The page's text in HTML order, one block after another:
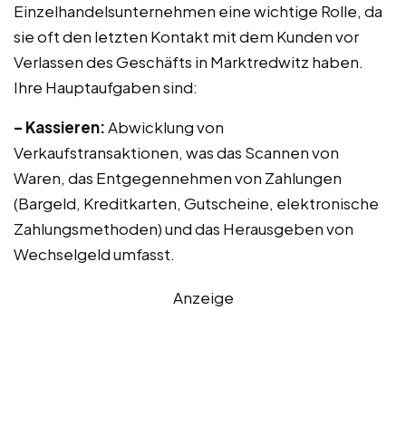
Einzelhandelsunternehmen eine wichtige Rolle, da
sie oft den letzten Kontakt mit dem Kunden vor
Verlassen des Geschäfts in Marktredwitz haben.
Ihre Hauptaufgaben sind:
– Kassieren:Abwicklung von
Verkaufstransaktionen, was das Scannen von
Waren, das Entgegennehmen von Zahlungen
(Bargeld, Kreditkarten, Gutscheine, elektronische
Zahlungsmethoden) und das Herausgeben von
Wechselgeld umfasst.
Anzeige